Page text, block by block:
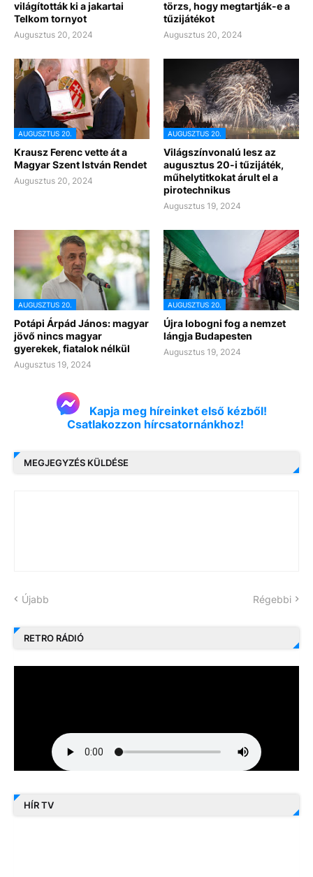
világították ki a jakartai
Telkom tornyot
Augusztus 20, 2024
törzs, hogy megtartják-e a
tűzijátékot
Augusztus 20, 2024
AUGUSZTUS 20.
Krausz Ferenc vette át a
Magyar Szent István Rendet
Augusztus 20, 2024
AUGUSZTUS 20.
Világszínvonalú lesz az
augusztus 20-i tűzijáték,
műhelytitkokat árult el a
pirotechnikus
Augusztus 19, 2024
AUGUSZTUS 20.
Potápi Árpád János: magyar
jövő nincs magyar
gyerekek, fiatalok nélkül
Augusztus 19, 2024
AUGUSZTUS 20.
Újra lobogni fog a nemzet
lángja Budapesten
Augusztus 19, 2024
Kapja meg híreinket első kézből!
Csatlakozzon hírcsatornánkhoz!
MEGJEGYZÉS KÜLDÉSE
Újabb Régebbi
RETRO RÁDIÓ
HÍR TV